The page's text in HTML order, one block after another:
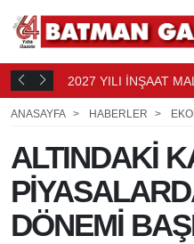
15 SAAT 2027 YILI İNŞAAT
ANASAYFA HABERLER
ALTINDAKİ
DÖNEMİ